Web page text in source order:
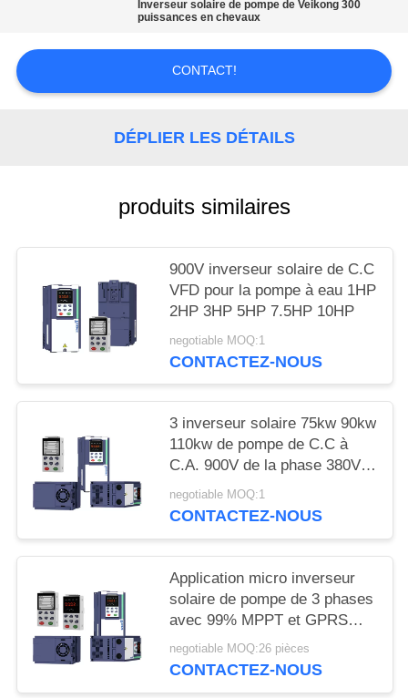
POLITIQUE
EN
LA
PRIVÉE
Inverseur solaire de pompe de Veikong 300
puissances en chevaux
CONTACT!
DÉPLIER LES DÉTAILS
produits similaires
900V inverseur solaire de C.C
VFD pour la pompe à eau 1HP
2HP 3HP 5HP 7.5HP 10HP
negotiable MOQ:1
CONTACTEZ-NOUS
3 inverseur solaire 75kw 90kw
110kw de pompe de C.C à
C.A. 900V de la phase 380V
avec MPPT
negotiable MOQ:1
CONTACTEZ-NOUS
Application micro inverseur
solaire de pompe de 3 phases
avec 99% MPPT et GPRS
efficaces
negotiable MOQ:26 pièces
CONTACTEZ-NOUS